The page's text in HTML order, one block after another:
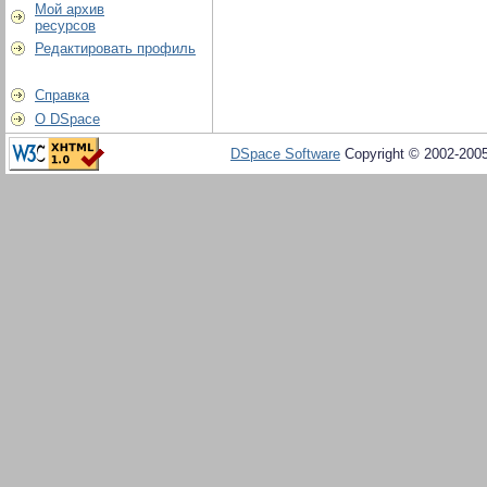
Мой архив
ресурсов
Редактировать профиль
Справка
О DSpace
DSpace Software Copyright © 2002-